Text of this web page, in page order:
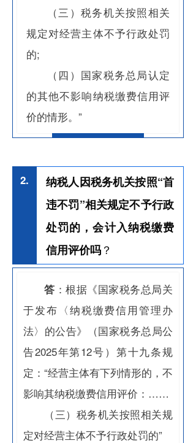
（三）税务机关按照相关
规定对经营主体不予行政处罚
的;
（四）国家税务总局认定
的其他不影响纳税缴费信用评
价的情形。”
2.
纳税人因税务机关按照“首
违不罚”相关规定不予行政
处罚的，会计入纳税缴费
信用评价吗？
答 ：根据《国家税务总局关
于发布〈纳税缴费信用管理办
法〉的公告》（国家税务总局公
告2025年第12号）第十九条规
定：“经营主体有下列情形的，不
影响其纳税缴费信用评价：……
（三）税务机关按照相关规
定对经营主体不予行政处罚的”